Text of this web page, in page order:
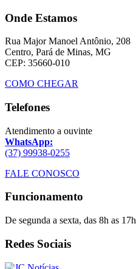
Onde Estamos
Rua Major Manoel Antônio, 208
Centro, Pará de Minas, MG
CEP: 35660-010
COMO CHEGAR
Telefones
Atendimento a ouvinte
WhatsApp:
(37) 99938-0255
FALE CONOSCO
Funcionamento
De segunda a sexta, das 8h as 17h
Redes Sociais